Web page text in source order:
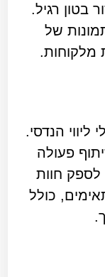
בטון רגיל.
של
מלקוחות.
הנדסי.
פעולה
לספק חוות
כולל